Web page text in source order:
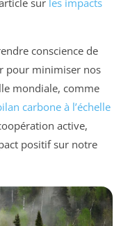
sur les impacts
conscience de
pour minimiser nos
mondiale, comme
carbone à l’échelle
active,
positif sur notre